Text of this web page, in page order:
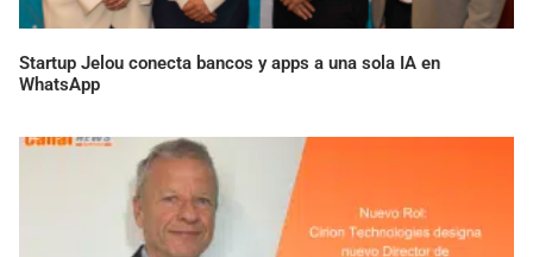
Startup Jelou conecta bancos y apps a una sola IA en
WhatsApp